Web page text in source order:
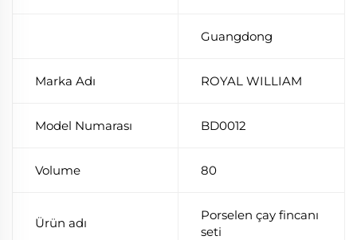
Guangdong
Marka Adı ROYAL WILLIAM
Model Numarası BD0012
Volume 80
Ürün adı
Porselen çay fincanı
seti